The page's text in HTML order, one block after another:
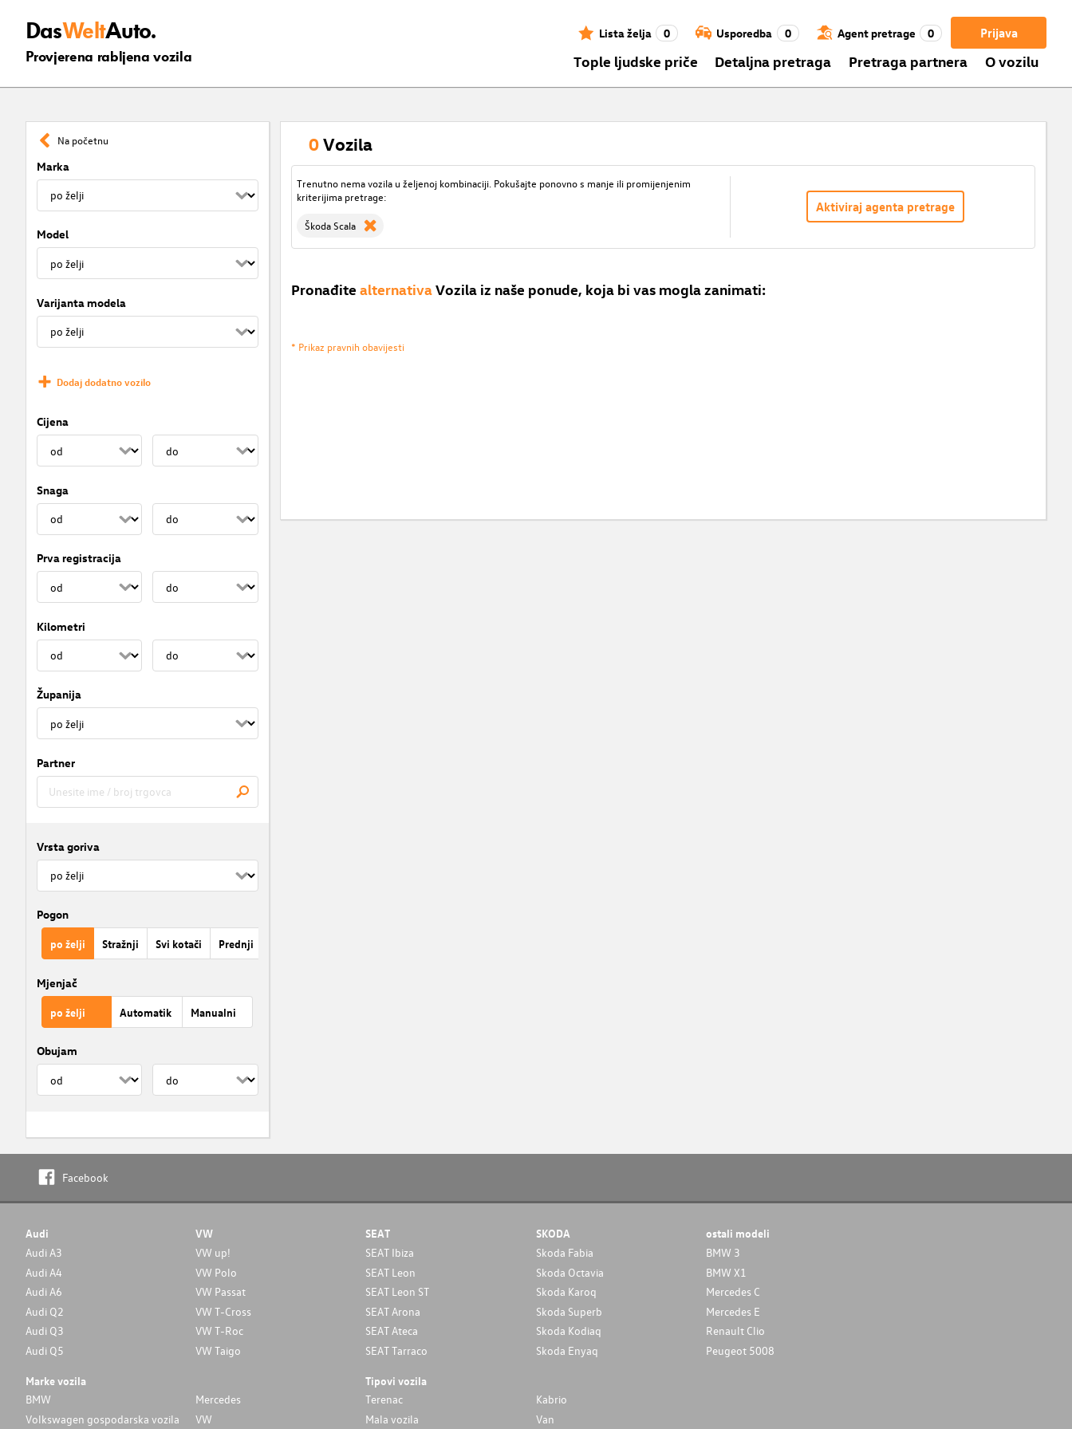
DasWeltAuto.
Provjerena rabljena vozila
Prijava
Lista želja 0 Usporedba 0 Agent pretrage 0
Tople ljudske priče Detaljna pretraga Pretraga partnera O vozilu
Na početnu
Marka
Model
Varijanta modela
Dodaj dodatno vozilo
Cijena
Snaga
Prva registracija
Kilometri
Županija
Partner
Vrsta goriva
Pogon
po želji Stražnji Svi kotači Prednji
Mjenjač
po želji Automatik Manualni
Obujam
0Vozila
Trenutno nema vozila u željenoj kombinaciji. Pokušajte ponovno s manje ili promijenjenim
kriterijima pretrage:
Škoda Scala
Aktiviraj agenta pretrage
Pronađite alternativa Vozila iz naše ponude, koja bi vas mogla zanimati:
* Prikaz pravnih obavijesti
Facebook
Audi
Audi A3
Audi A4
Audi A6
Audi Q2
Audi Q3
Audi Q5
VW
VW up!
VW Polo
VW Passat
VW T-Cross
VW T-Roc
VW Taigo
SEAT
SEAT Ibiza
SEAT Leon
SEAT Leon ST
SEAT Arona
SEAT Ateca
SEAT Tarraco
SKODA
Skoda Fabia
Skoda Octavia
Skoda Karoq
Skoda Superb
Skoda Kodiaq
Skoda Enyaq
ostali modeli
BMW 3
BMW X1
Mercedes C
Mercedes E
Renault Clio
Peugeot 5008
Marke vozila
BMW
Mercedes
Volkswagen gospodarska vozila
VW
Tipovi vozila
Terenac
Kabrio
Mala vozila
Van